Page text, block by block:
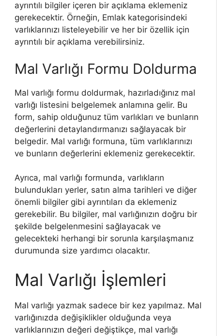
ayrıntılı bilgiler içeren bir açıklama eklemeniz
gerekecektir. Örneğin, Emlak kategorisindeki
varlıklarınızı listeleyebilir ve her bir özellik için
ayrıntılı bir açıklama verebilirsiniz.
Mal Varlığı Formu Doldurma
Mal varlığı formu doldurmak, hazırladığınız mal
varlığı listesini belgelemek anlamına gelir. Bu
form, sahip olduğunuz tüm varlıkları ve bunların
değerlerini detaylandırmanızı sağlayacak bir
belgedir. Mal varlığı formuna, tüm varlıklarınızı
ve bunların değerlerini eklemeniz gerekecektir.
Ayrıca, mal varlığı formunda, varlıkların
bulundukları yerler, satın alma tarihleri ve diğer
önemli bilgiler gibi ayrıntıları da eklemeniz
gerekebilir. Bu bilgiler, mal varlığınızın doğru bir
şekilde belgelenmesini sağlayacak ve
gelecekteki herhangi bir sorunla karşılaşmanız
durumunda size yardımcı olacaktır.
Mal Varlığı İşlemleri
Mal varlığı yazmak sadece bir kez yapılmaz. Mal
varlığınızda değişiklikler olduğunda veya
varlıklarınızın değeri değiştikçe, mal varlığı